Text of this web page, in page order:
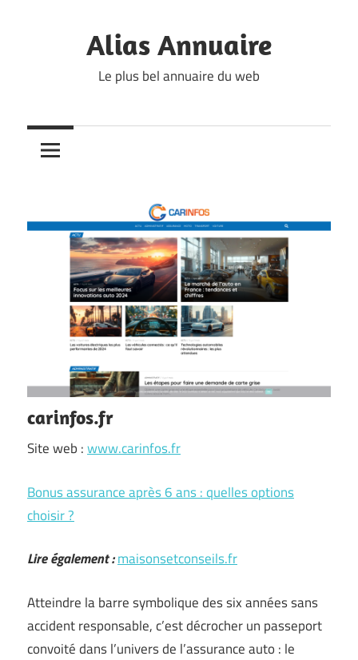
Alias Annuaire
Le plus bel annuaire du web
carinfos.fr
Site web :www.carinfos.fr
Bonus assurance après 6 ans : quelles options
choisir ?
Lire également :maisonsetconseils.fr
Atteindre la barre symbolique des six années sans
accident responsable, c’est décrocher un passeport
convoité dans l’univers de l’assurance auto : le